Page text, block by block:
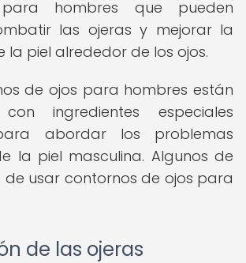
para hombres que pueden
las ojeras y mejorar la
la piel alrededor de los ojos.
de ojos para hombres están
ingredientes especiales
abordar los problemas
la piel masculina. Algunos de
de usar contornos de ojos para
de las ojeras